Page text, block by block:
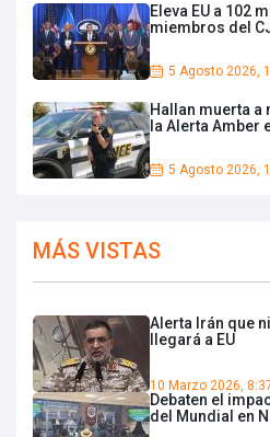
Eleva EU a 102
miembros del
5 Agosto 2026,
Hallan muerta a
la Alerta Amber
5 Agosto 2026,
MÁS VISTAS
Alerta Irán que
llegará a EU
10 Marzo 2026,
Debaten el
del Mundial en